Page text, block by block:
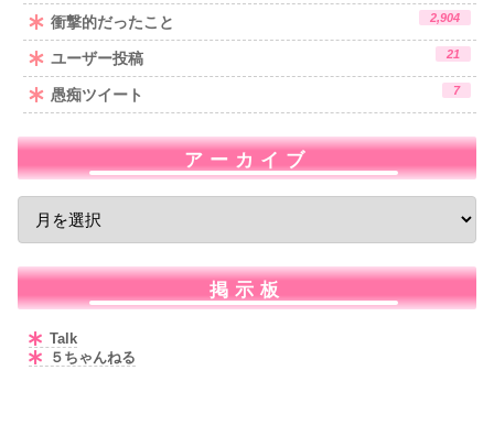
衝撃的だったこと 2,904
ユーザー投稿 21
愚痴ツイート 7
アーカイブ
掲示板
Talk
５ちゃんねる